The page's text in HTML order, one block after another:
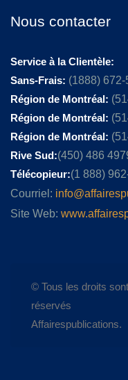
Nous contacter
Service à la Clientèle:
Sans-Frais: (1888) 672-
Région de Montréal:
Région de Montréal:
Région de Montréal:
Rive Sud:(450) 486
Télécopieur:(1 888)
Courriel:
Site Web:
© Tous les droits sont
réservés
Affairespublications.